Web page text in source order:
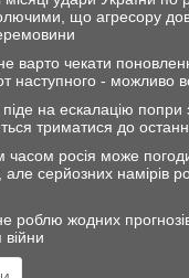
що агресору
варто чекати
наступного - можливо
на ескалацію попри
триматися до
часом росія може
але серйозних намірів
роблю жодних